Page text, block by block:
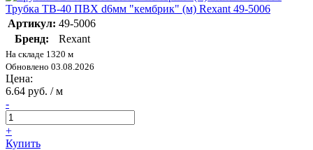
Трубка ТВ-40 ПВХ d6мм "кембрик" (м) Rexant 49-5006
Артикул: 49-5006
Бренд:
Rexant
На складе 1320 м
Обновлено 03.08.2026
Цена:
6.64 руб. / м
-
+
Купить